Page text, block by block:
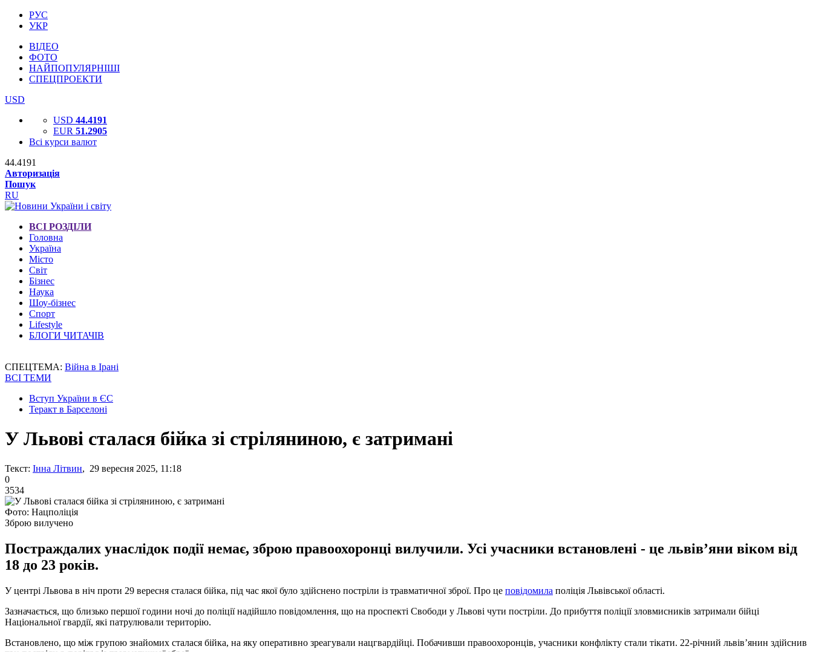
РУС
УКР
ВІДЕО
ФОТО
НАЙПОПУЛЯРНІШІ
СПЕЦПРОЕКТИ
USD
USD 44.4191
EUR 51.2905
Всі курси валют
44.4191
Авторизація
Пошук
RU
ВСІ РОЗДІЛИ
Головна
Україна
Місто
Світ
Бізнес
Наука
Шоу-бізнес
Спорт
Lifestyle
БЛОГИ ЧИТАЧІВ
СПЕЦТЕМА: Війна в Ірані
ВСІ ТЕМИ
Вступ України в ЄС
Теракт в Барселоні
У Львові сталася бійка зі стріляниною, є затримані
Текст: Інна Літвин, 29 вересня 2025, 11:18
0
3534
Фото: Нацполіція
Зброю вилучено
Постраждалих унаслідок події немає, зброю правоохоронці вилучили. Усі учасники встановлені - це львівʼяни віком від
18 до 23 років.
У центрі Львова в ніч проти 29 вересня сталася бійка, під час якої було здійснено постріли із травматичної зброї. Про це повідомила поліція Львівської області.
Зазначається, що близько першої години ночі до поліції надійшло повідомлення, що на проспекті Свободи у Львові чути постріли. До прибуття поліції зловмисників затримали бійці
Національної гвардії, які патрулювали територію.
Встановлено, що між групою знайомих сталася бійка, на яку оперативно зреагували нацгвардійці. Побачивши правоохоронців, учасники конфлікту стали тікати. 22-річний львів’янин здійснив